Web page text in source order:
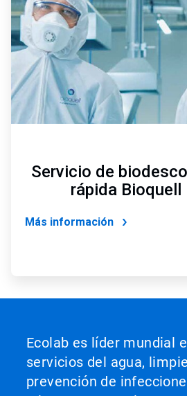
4
Servicio de
rápida Bioquell
Más información
Ecolab es líder mundial
servicios del agua,
prevención de